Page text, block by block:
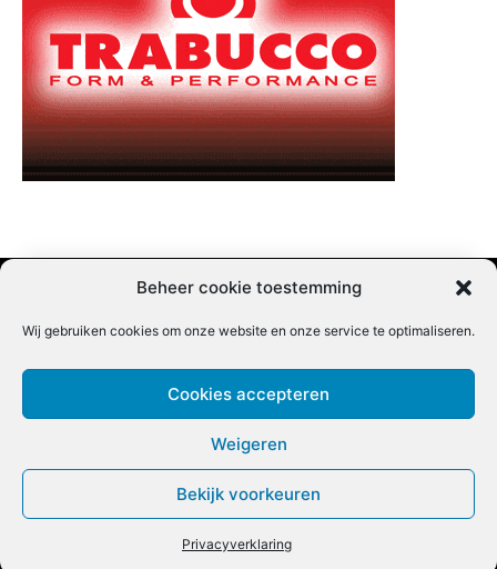
Beheer cookie toestemming
Wij gebruiken cookies om onze website en onze service te optimaliseren.
Cookies accepteren
Weigeren
Bekijk voorkeuren
Privacyverklaring
Nieuwsbrief inschrijven | Partner content